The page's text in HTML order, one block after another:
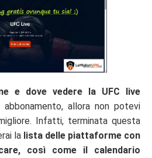
e dove vedere la UFC live
abbonamento, allora non potevi
Infatti, terminata questa
la lista delle piattaforme con
così come il calendario